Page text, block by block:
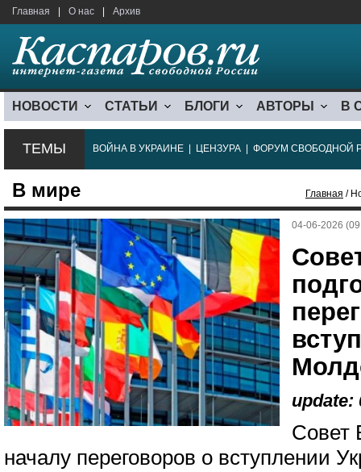
Главная О нас Архив
НОВОСТИ СТАТЬИ БЛОГИ АВТОРЫ В
ТЕМЫ ВОЙНА В УКРАИНЕ ЦЕНЗУРА ФОРУМ СВОБОДНОЙ
В мире Главная /
04-06-2026
update:
Совет
началу переговоров о вступлении